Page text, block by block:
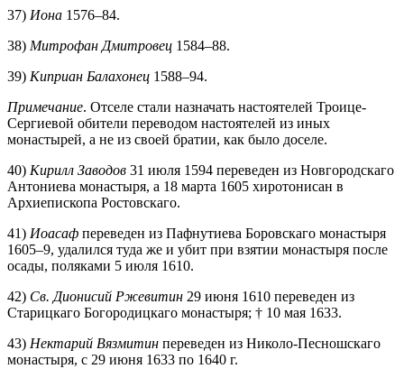
37) Иона 1576–84.
38) Митрофан Дмитровец 1584–88.
39) Киприан Балахонец 1588–94.
Примечание. Отселе стали назначать настоятелей Троице-
Сергиевой обители переводом настоятелей из иных
монастырей, а не из своей братии, как было доселе.
40) Кирилл Заводов 31 июля 1594 переведен из Новгородскаго
Антониева монастыря, а 18 марта 1605 хиротонисан в
Архиепископа Ростовскаго.
41) Иоасаф переведен из Пафнутиева Боровскаго монастыря
1605–9, удалился туда же и убит при взятии монастыря после
осады, поляками 5 июля 1610.
42) Св. Дионисий Ржевитин 29 июня 1610 переведен из
Старицкаго Богородицкаго монастыря; † 10 мая 1633.
43) Нектарий Вязмитин переведен из Николо-Песношскаго
монастыря, с 29 июня 1633 по 1640 г.